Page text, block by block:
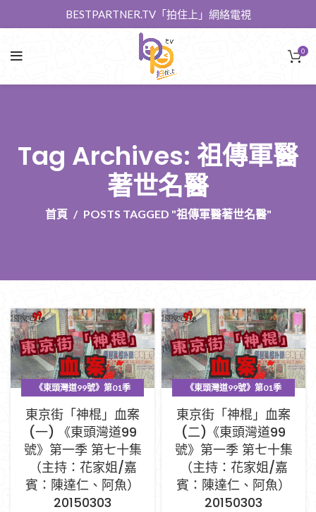
BESTPARTNER.TV「拍住上」網絡電視
0
Tag Archives: 祖傳軍醫
著世名醫
首頁 POSTS TAGGED "祖傳軍醫著世名醫"
《東頭灣道99號》第01季
PART C (67-99集)
東京街「神棍」血案
(一) 《東頭灣道99
號》第一季 第七十集
（主持：花家姐/嘉
賓：陳達仁、阿魚）
20150303
《東頭灣道99號》第01季
PART C (67-99集)
東京街「神棍」血案
(二)《東頭灣道99
號》第一季 第七十集
（主持：花家姐/嘉
賓：陳達仁、阿魚）
20150303